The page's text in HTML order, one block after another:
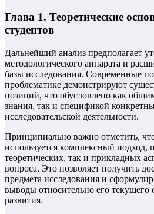
Глава 1. Теоретические
студентов
Дальнейший анализ предполагает
методологического аппарата и
базы исследования. Современные
проблематике демонстрируют
позиций, что обусловлено как
знания, так и спецификой
исследовательской деятельности.
Принципиально важно отметить,
используется комплексный подход,
теоретических, так и прикладных
вопроса. Это позволяет получить
предмета исследования и
выводы относительно его текущего
развития.